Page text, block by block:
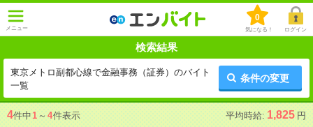
メニュー
0
気になる！ ログイン
検索結果
東京メトロ副都心線で金融事務（証券）のバイト
一覧
条件の変更
4件中1 ～ 4件表示 平均時給: 1,825 円